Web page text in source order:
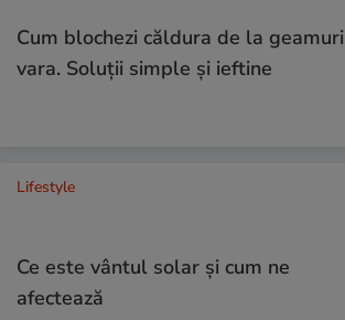
Cum blochezi căldura de la geamuri
vara. Soluții simple și ieftine
Lifestyle
Ce este vântul solar și cum ne
afectează